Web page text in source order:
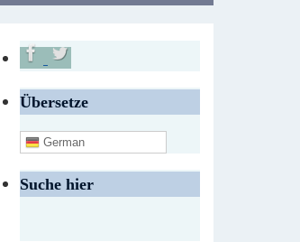
Übersetze
German
Suche hier